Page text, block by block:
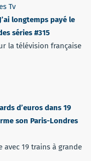
Tv
longtemps payé le
séries #315
la télévision française
d’euros dans 19
son Paris-Londres
19 trains à grande